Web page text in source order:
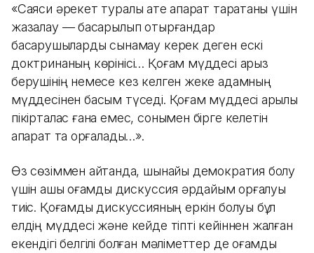
«Саяси әрекет туралы қате ақпарат таратқаны үшін
жазалау — басқарылып отырғандар
басқарушыларды сынамау керек деген ескі
доктринаның көрінісі… Қоғам мүддесі арыз
берушінің немесе кез келген жеке адамның
мүддесінен басым түседі. Қоғам мүддесі арқылы
пікірталас ғана емес, сонымен бірге келетін
ақпарат та қорғалады…».
Өз сөзіммен айтқанда, шынайы демократия болу
үшін ашық қоғамдық дискуссия әрдайым қорғалуы
тиіс. Қоғамдық дискуссияның еркін болуы бұл
елдің мүддесі және кейде тіпті кейіннен жалған
екендігі белгілі болған мәліметтер де қоғамдық